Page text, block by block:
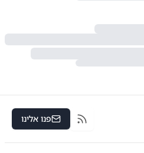
RSS פנו אלינו